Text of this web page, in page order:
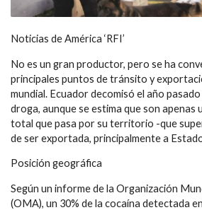
Noticias de América ‘RFI’
No es un gran productor, pero se ha
principales puntos de tránsito y
mundial. Ecuador decomisó el año
droga, aunque se estima que son apenas
total que pasa por su territorio -que
de ser exportada, principalmente a
Posición geográfica
Según un informe de la Organización
(OMA), un 30% de la cocaína detectada